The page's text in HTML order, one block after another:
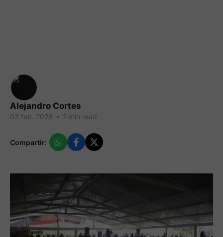
Alejandro Cortes
03 feb. 2026 • 2 min read
Compartir: